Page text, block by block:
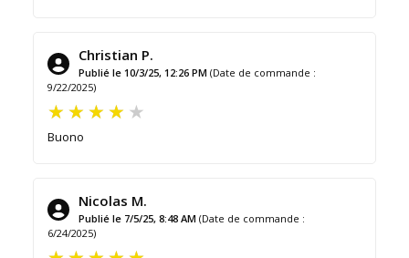
Christian P.
Publié le 10/3/25, 12:26 PM (Date de commande :
9/22/2025)
Buono
Nicolas M.
Publié le 7/5/25, 8:48 AM (Date de commande :
6/24/2025)